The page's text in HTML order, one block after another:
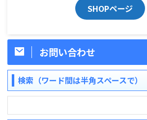
SHOPページ
お問い合わせ
検索（ワード間は半角スペースで）